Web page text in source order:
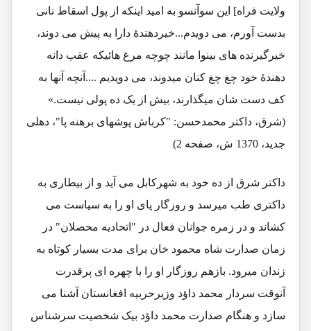
ولایت فراه] این سوآنسو به امید اینکه از پول اسقاط نانی
بدست آورم، می دویدم...خیردهندۀ دارا به پیش می دوند،
خیرگیرنده های بینوا مانند چوچه مرغ هائیکه عقب دانه
دهندۀ خود چغ چغ کنان میدوند، می دویدیم ....آنچه آنها به
کف دست شان میگذارند، بیش از یک ده پولی نیست.»
(شرق، داکتر محمدحسن: "کرباش پوشهای برهنه پا"، دهلی
جدید، 1370 ش، صفحه 2)
داکتر شرق از ده خود به شهرکابل می آید و از بیطاری به
داکتری طب میرسد و روزگار پای او را به سیاست می
کشاند و در زمره جوانان فعال در "اتحادیه محصلان" در
زمان صدارت شاه محمود خان برای مدت بسیار کوتاه به
زندان میرود. بازهم روزگار او را با چهره ای پرقدرت
آنوقت سردار محمد داؤد وزیرحربیه افغانستان آشنا می
سازد و هنگام صدارت محمد داؤد بیک شخصیت سرشناس